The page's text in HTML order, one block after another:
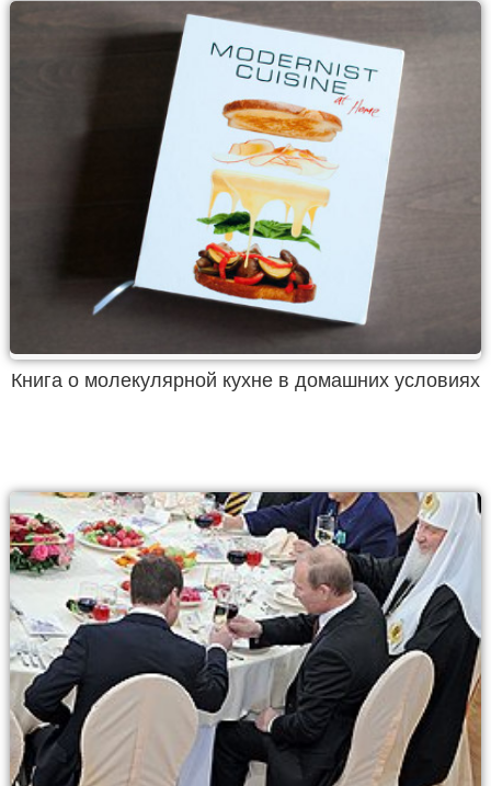
Книга о молекулярной кухне в домашних условиях